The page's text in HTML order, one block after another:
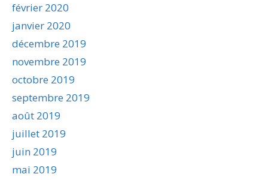
février 2020
janvier 2020
décembre 2019
novembre 2019
octobre 2019
septembre 2019
août 2019
juillet 2019
juin 2019
mai 2019